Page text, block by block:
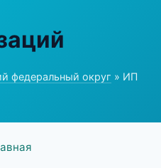
федеральный округ » ИП